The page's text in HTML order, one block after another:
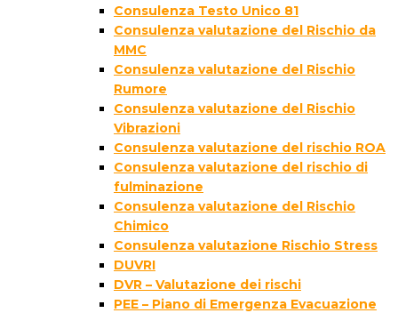
Consulenza Testo Unico 81
Consulenza valutazione del Rischio da
MMC
Consulenza valutazione del Rischio
Rumore
Consulenza valutazione del Rischio
Vibrazioni
Consulenza valutazione del rischio ROA
Consulenza valutazione del rischio di
fulminazione
Consulenza valutazione del Rischio
Chimico
Consulenza valutazione Rischio Stress
DUVRI
DVR – Valutazione dei rischi
PEE – Piano di Emergenza Evacuazione